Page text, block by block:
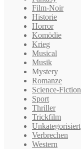
Film-Noir
Historie
Horror
Komödie
Krieg
Musical
Musik
Mystery
Romanze
Science-Fiction
Sport
Thriller
Trickfilm
Unkategorisiert
Verbrechen
Western